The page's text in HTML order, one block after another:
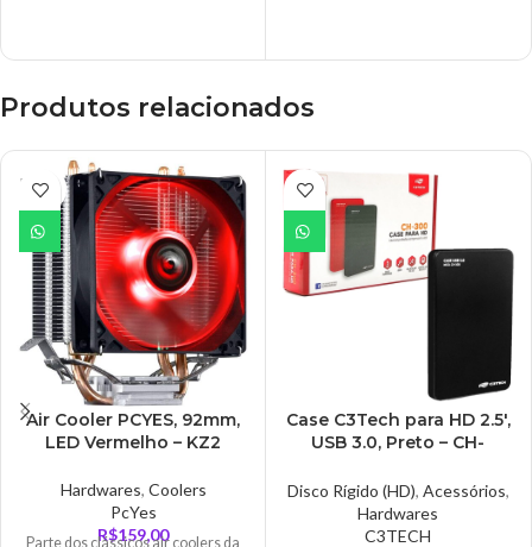
drive opera sem ruídos para não
Produtos relacionados
ESGO
TADO
Air Cooler PCYES, 92mm,
LED Vermelho – KZ2
Hardwares, Coolers
PcYes
R$159,00
Parte dos clássicos air coolers da
Case C3Tech para HD 2.5′,
USB 3.0, Preto – CH-
Disco Rígido (HD), Acessórios,
Hardwares
C3TECH